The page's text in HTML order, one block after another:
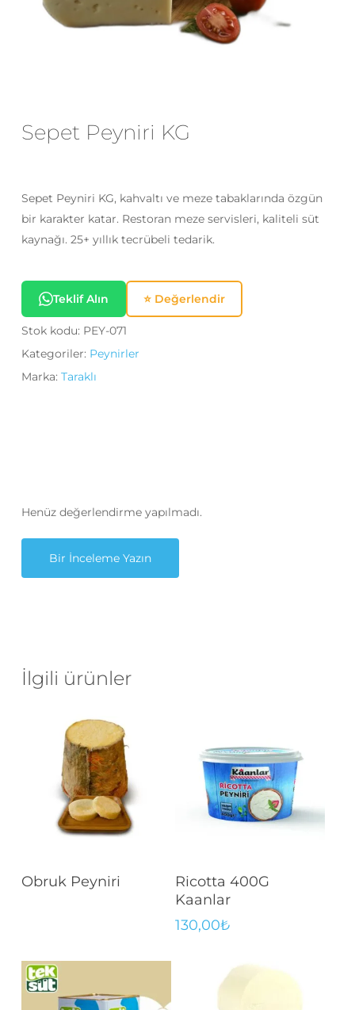
Sepet Peyniri KG
Sepet Peyniri KG, kahvaltı ve meze tabaklarında özgün
bir karakter katar. Restoran meze servisleri, kaliteli süt
kaynağı. 25+ yıllık tecrübeli tedarik.
Teklif Alın ⭐ Değerlendir
Stok kodu: PEY-071
Kategoriler: Peynirler
Marka: Taraklı
Henüz değerlendirme yapılmadı.
Bir İnceleme Yazın
İlgili ürünler
Devamını Oku
Obruk Peyniri Sepete Ekle
Ricotta 400G
Kaanlar
130,00₺
E-posta*
ve site adresim bu tarayıcıya